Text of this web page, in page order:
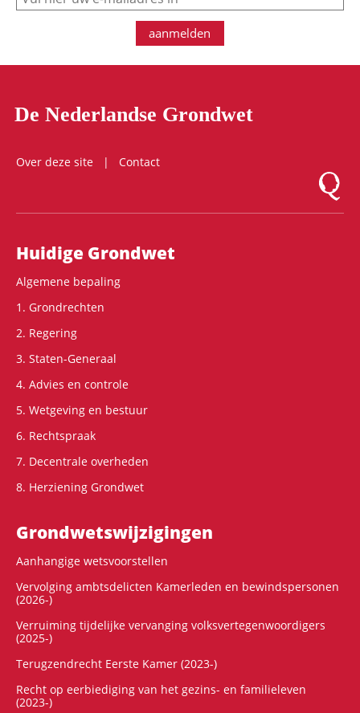
aanmelden
De Nederlandse Grondwet
Over deze site
Contact
Logo
Hoofdnavigatie
Huidige Grondwet
Algemene bepaling
1. Grondrechten
2. Regering
3. Staten-Generaal
4. Advies en controle
5. Wetgeving en bestuur
6. Rechtspraak
7. Decentrale overheden
8. Herziening Grondwet
Grondwets­wijzigingen
Aanhangige wetsvoorstellen
Vervolging ambtsdelicten Kamerleden en bewindspersonen
(2026-)
Verruiming tijdelijke vervanging volksvertegenwoordigers
(2025-)
Terugzendrecht Eerste Kamer (2023-)
Recht op eerbiediging van het gezins- en familieleven
(2023-)